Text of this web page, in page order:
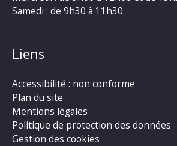
Samedi : de 9h30 à 11h30
Liens
Accessibilité : non conforme
Plan du site
Mentions légales
Politique de protection des données
Gestion des cookies